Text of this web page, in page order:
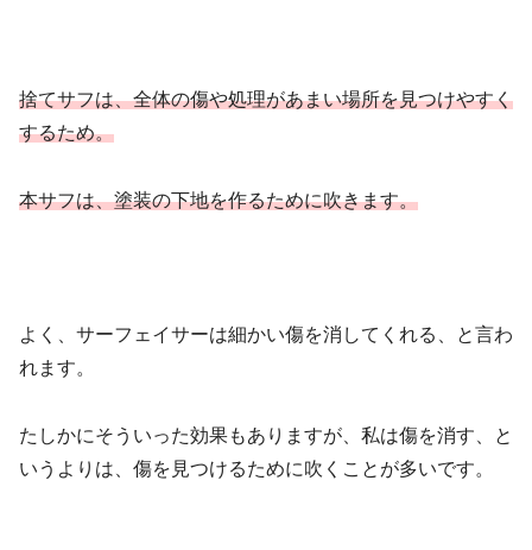
捨てサフは、全体の傷や処理があまい場所を見つけやすく
するため。
本サフは、塗装の下地を作るために吹きます。
よく、サーフェイサーは細かい傷を消してくれる、と言わ
れます。
たしかにそういった効果もありますが、私は傷を消す、と
いうよりは、傷を見つけるために吹くことが多いです。